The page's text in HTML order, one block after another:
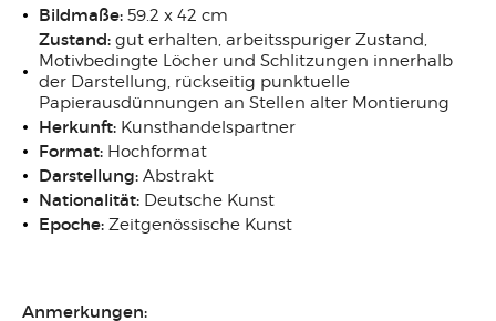
Bildmaße: 59.2 x 42 cm
Zustand: gut erhalten, arbeitsspuriger Zustand,
Motivbedingte Löcher und Schlitzungen innerhalb
der Darstellung, rückseitig punktuelle
Papierausdünnungen an Stellen alter Montierung
Herkunft: Kunsthandelspartner
Format: Hochformat
Darstellung: Abstrakt
Nationalität: Deutsche Kunst
Epoche: Zeitgenössische Kunst
Anmerkungen: